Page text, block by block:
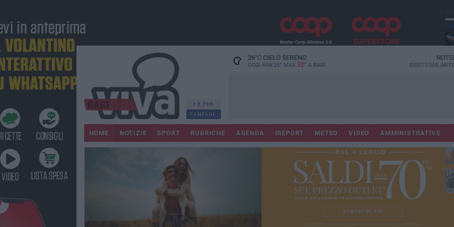
13.795
FANPAGE
26°CCIELO SERENO
OGGI MIN 25° MAX 32° A BARI DIRETTORE
HOME NOTIZIE SPORT RUBRICHE AGENDA IREPORT METEO VIDEO AMMINISTRATIVE